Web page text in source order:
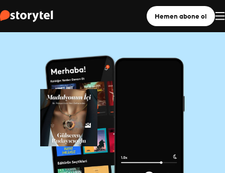
Hemen abone ol